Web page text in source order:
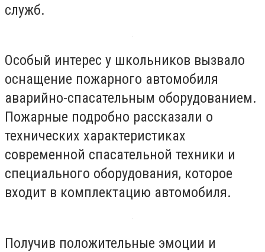
служб.
Особый интерес у школьников вызвало
оснащение пожарного автомобиля
аварийно-спасательным оборудованием.
Пожарные подробно рассказали о
технических характеристиках
современной спасательной техники и
специального оборудования, которое
входит в комплектацию автомобиля.
Получив положительные эмоции и